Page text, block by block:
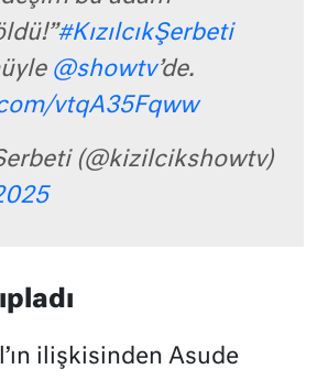
#KızılcıkŞerbeti
@showtv’de.
vtqA35Fqww
(@kizilcikshowtv)
ilişkisinden Asude